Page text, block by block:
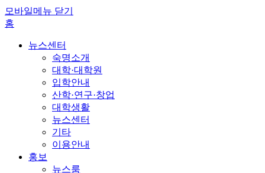
모바일메뉴 닫기
홈
뉴스센터
숙명소개
대학·대학원
입학안내
산학·연구·창업
대학생활
뉴스센터
기타
이용안내
홍보
뉴스룸